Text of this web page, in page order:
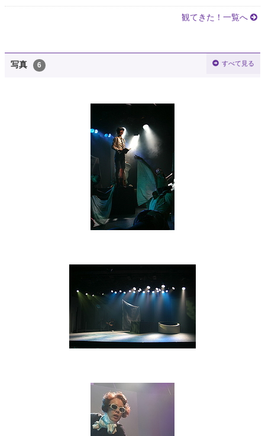
観てきた！一覧へ
写真 6 すべて見る